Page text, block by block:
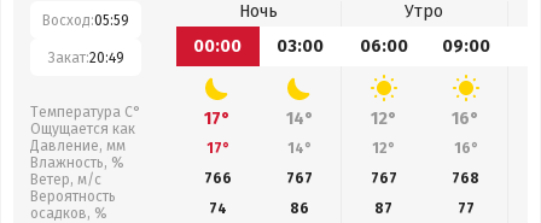
Восход:05:59
Закат:20:49
Температура С°
Ощущается как
Давление, мм
Влажность, %
Ветер, м/с
Вероятность
осадков, %
Ночь
Утро
00:00
03:00 06:00 09:00
17° 14° 12° 16°
17° 14° 12° 16°
766
767 767 768
74
86 87 77